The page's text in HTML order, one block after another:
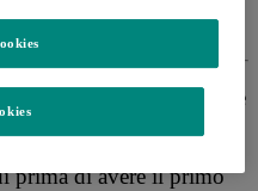
vaccinare le ragazze e
la massima efficacia
prima che si entri
prima di avere il primo